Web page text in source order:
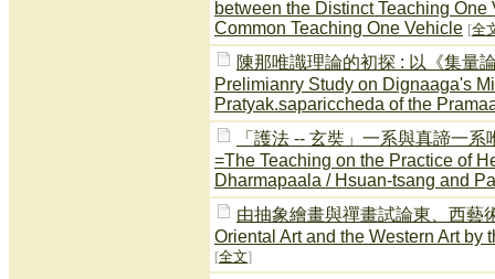
between the Distinct Teaching
Common Teaching One Vehicle [全
陳那唯識理論的初探 : 以《集量
Prelimianry Study on Dignaaga's
Pratyak.sapariccheda of the
「護法 -- 玄奘」一系與真諦一
=The Teaching on the Practice of
Dharmapaala / Hsuan-tsang and
由抽象繪畫與禪畫試論東、西藝
Oriental Art and the Western Art by
[全文]